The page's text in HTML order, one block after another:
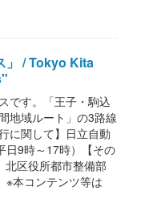
」 / Tokyo Kita
です。「王子・駒込
地域ルート」の3路線
に関して】日立自動
日9時～17時）【その
北区役所都市整備部
※本コンテンツ等は